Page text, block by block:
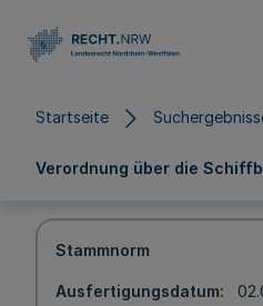
Startseite
Verordnung über die
Stammnorm
Ausfertigungsdatum